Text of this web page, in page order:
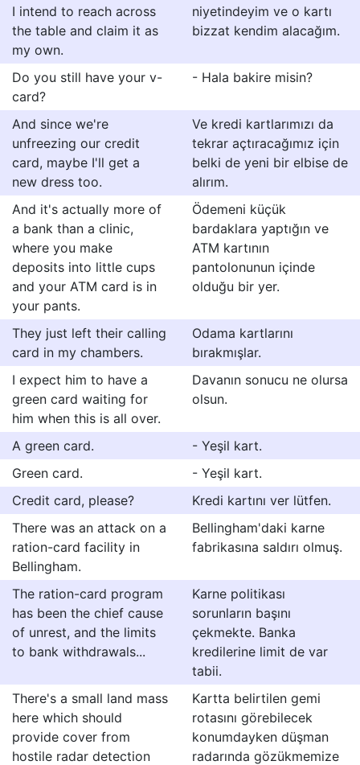
I intend to reach across
the table and claim it as
my own.
niyetindeyim ve o kartı
bizzat kendim alacağım.
Do you still have your v-
card?
- Hala bakire misin?
And since we're
unfreezing our credit
card, maybe I'll get a
new dress too.
Ve kredi kartlarımızı da
tekrar açtıracağımız için
belki de yeni bir elbise de
alırım.
And it's actually more of
a bank than a clinic,
where you make
deposits into little cups
and your ATM card is in
your pants.
Ödemeni küçük
bardaklara yaptığın ve
ATM kartının
pantolonunun içinde
olduğu bir yer.
They just left their calling
card in my chambers.
Odama kartlarını
bırakmışlar.
I expect him to have a
green card waiting for
him when this is all over.
Davanın sonucu ne olursa
olsun.
A green card.
- Yeşil kart.
Green card.
- Yeşil kart.
Credit card, please?
Kredi kartını ver lütfen.
There was an attack on a
ration-card facility in
Bellingham.
Bellingham'daki karne
fabrikasına saldırı olmuş.
The ration-card program
has been the chief cause
of unrest, and the limits
to bank withdrawals...
Karne politikası
sorunların başını
çekmekte. Banka
kredilerine limit de var
tabii.
There's a small land mass
here which should
provide cover from
hostile radar detection
Kartta belirtilen gemi
rotasını görebilecek
konumdayken düşman
radarında gözükmemize